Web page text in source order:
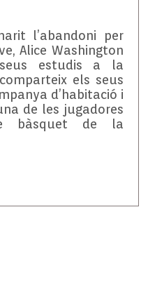
l’abandoni per
Alice Washington
estudis a la
els seus
d’habitació i
de les jugadores
bàsquet de la